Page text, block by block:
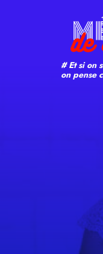
# Et si on
on pense